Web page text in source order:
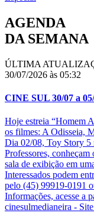
AGENDA
DA SEMANA
ÚLTIMA
30/07/2026 às 05:32
CINE SUL 30/07 a
Hoje estreia “Homem
os filmes: A Odisseia,
Dia 02/08, Toy Story 5
Professores,
sala de exibição em
Interessados podem
pelo (45) 99919-0191
Informações, acesse a
cinesulmedianeira -